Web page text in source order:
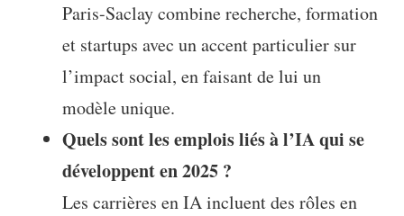
Paris-Saclay combine recherche, formation
et startups avec un accent particulier sur
l’impact social, en faisant de lui un
modèle unique.
Quels sont les emplois liés à l’IA qui se
développent en 2025 ?
Les carrières en IA incluent des rôles en